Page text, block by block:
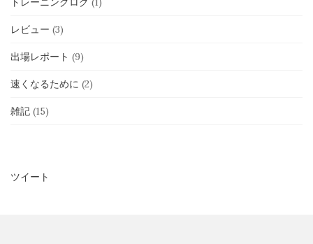
レビュー (3)
出場レポート (9)
速くなるために (2)
雑記 (15)
ツイート